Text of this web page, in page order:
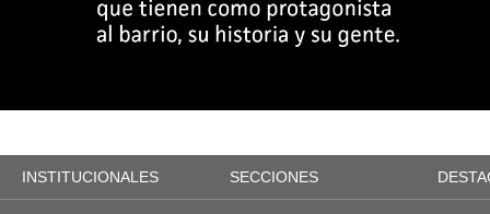
INSTITUCIONALES SECCIONES